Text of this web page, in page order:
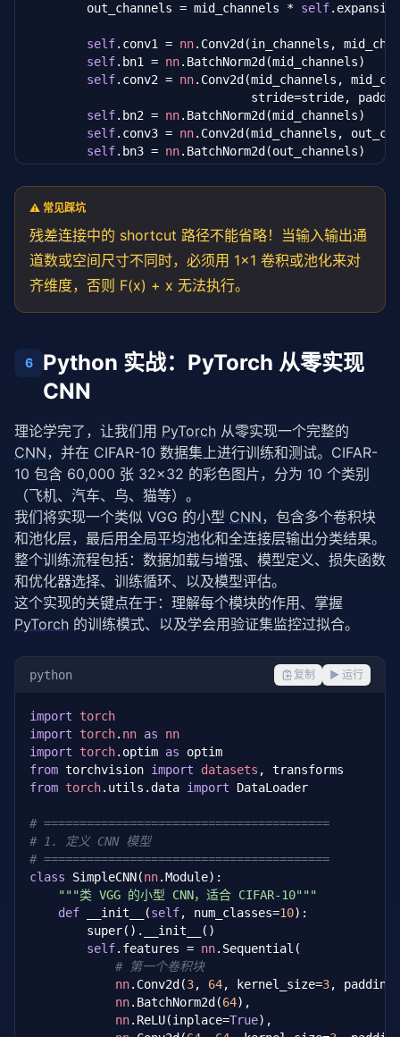
block = BasicBlock( 64 , 64)
torch.randn( , 64, 32, 32)
y = block(x)
f"输入: {x.shape} → 输出: {y.shape}")
f"残差连接确保梯度可以直接回传")
        out_channels = mid_channels *
self.expansion
self.conv1 = nn.Conv2d(in_channels,
self.bn1 = nn.BatchNorm2d(mid_channels)
self.conv2 = nn.Conv2d(mid_channels,
stride=stride,
self.bn2 = nn.BatchNorm2d(mid_channels)
self.conv3 = nn.Conv2d(mid_channels,
self.bn3 = nn.BatchNorm2d(out_channels)
self.shortcut = nn.Sequential()
nn.Conv2d(in_channels,
                          stride=stride, bias=
False
.BatchNorm2d(out_channels)
            )
        identity =
        out = F.relu(
self.bn1( self .conv1(x)))
        out = F.relu(
        out =
# 计算参数量对比
def count_params(module):
return
sum(p.numel()
basic = BasicBlock( 256, 256)
bottleneck = Bottleneck(256, 64)
print(f"BasicBlock 参数量: {count_params(basic):,}"
print(f"Bottleneck 参数量:
print(f"Bottleneck 输出通道: {256 *
⚠️ 常见踩坑
残差连接中的 shortcut 路径不能省略！当输入输出通
道数或空间尺寸不同时，必须用 1×1 卷积或池化来对
齐维度，否则 F(x) + x 无法执行。
6
Python 实战：PyTorch 从零实现
CNN
理论学完了，让我们用 PyTorch
CNN，并在 CIFAR-10 数据集上进行训练和测试。CIFAR-
10 包含 60,000 张 32×32 的彩色图片，分为 10 个类别
（飞机、汽车、鸟、猫等）。
我们将实现一个类似 VGG 的小型 CNN，包含多个卷积块
和池化层，最后用全局平均池化和全连接层输出分类结果。
整个训练流程包括：数据加载与增强、模型定义、损失函数
和优化器选择、训练循环、以及模型评估。
PyTorch 的训练模式、以及学会用验证集监控过拟合。
python 复制 ▶ 运行
import torch
import torch. nn as
nn
import torch.optim as
from torchvision import datasets
from torch.utils.data import DataLoader
# ========================================
# 1. 定义 CNN 模型
# ========================================
class SimpleCNN(nn.Module):
"""类 VGG 的小型 CNN，适合 CIFAR-10"""
def __init__(self, num_classes=10):
        super().__init__()
self.features = nn.Sequential(
# 第一个卷积块
nn.Conv2d(3, 64, kernel_size=3, padding=
nn.BatchNorm2d(64),
nn.ReLU(inplace=True),